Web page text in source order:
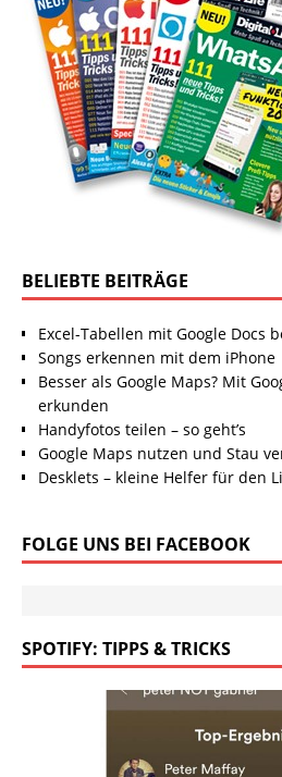
BELIEBTE BEITRÄGE
Excel-Tabellen mit Google Docs
Songs erkennen mit dem iPhone
Besser als Google Maps? Mit
erkunden
Handyfotos teilen – so geht’s
Google Maps nutzen und Stau
Desklets – kleine Helfer für den
FOLGE UNS BEI FACEBOOK
SPOTIFY: TIPPS & TRICKS